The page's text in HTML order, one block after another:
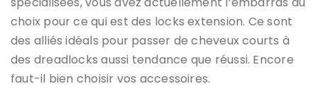
choix pour ce qui est des locks extension. Ce sont
des alliés idéals pour passer de cheveux courts à
des dreadlocks aussi tendance que réussi. Encore
faut-il bien choisir vos accessoires.